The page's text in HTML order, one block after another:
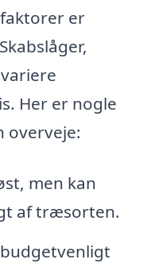
er
Her er nogle
overveje:
men kan
af træsorten.